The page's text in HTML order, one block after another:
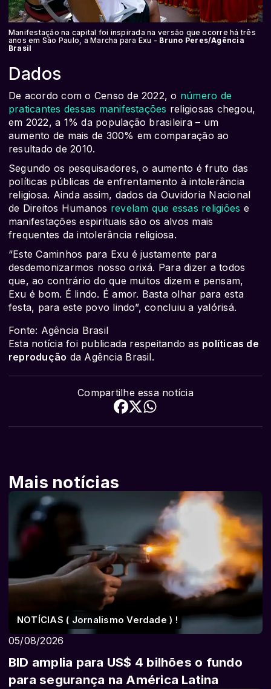
Manifestação na capital foi inspirada na versão que ocorre há três
anos em São Paulo, a Marcha para Exu - Bruno Peres/Agência
Brasil
Dados
De acordo com o Censo de 2022, o número de
praticantes dessas manifestações religiosas chegou,
em 2022, a 1% da população brasileira – um
aumento de mais de 300% em comparação ao
resultado de 2010.
Segundo os pesquisadores, o aumento é fruto das
políticas públicas de enfrentamento à intolerância
religiosa. Ainda assim, dados da Ouvidoria Nacional
de Direitos Humanos revelam que essas religiões e
manifestações espirituais são os alvos mais
frequentes da intolerância religiosa.
“Este Caminhos para Exu é justamente para
desdemonizarmos nosso orixá. Para dizer a todos
que, ao contrário do que muitos dizem e pensam,
Exu é bom. É lindo. É amor. Basta olhar para esta
festa, para este povo lindo”, concluiu a yalórisá.
Fonte: Agência Brasil
Esta notícia foi publicada respeitando as políticas de
reprodução da Agência Brasil.
Compartilhe essa notícia
Mais notícias
NOTÍCIAS ( Jornalismo Verdade ) !
05/08/2026
BID amplia para US$ 4 bilhões o fundo
para segurança na América Latina